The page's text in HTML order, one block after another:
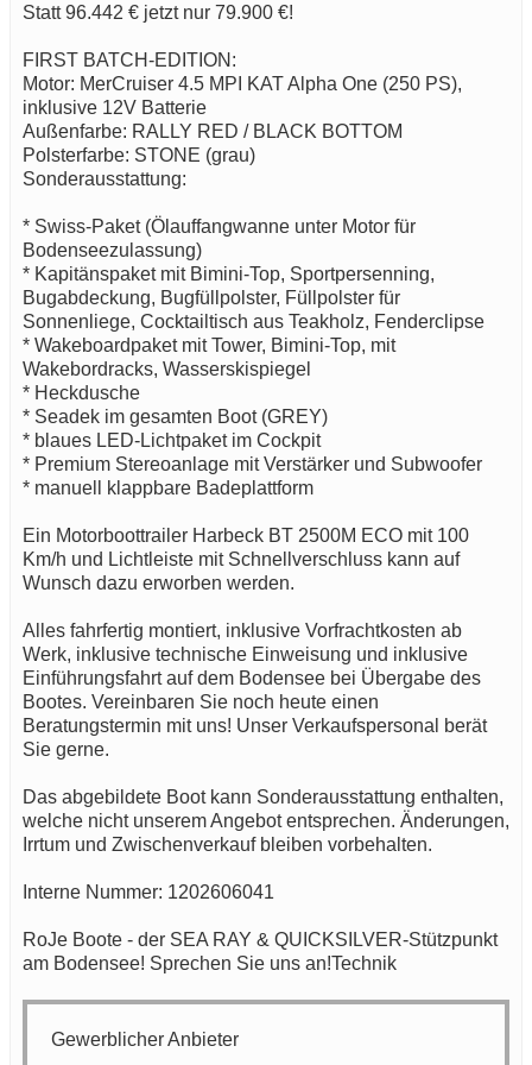
Statt 96.442 € jetzt nur 79.900 €!
FIRST BATCH-EDITION:
Motor: MerCruiser 4.5 MPI KAT Alpha One (250 PS),
inklusive 12V Batterie
Außenfarbe: RALLY RED / BLACK BOTTOM
Polsterfarbe: STONE (grau)
Sonderausstattung:
* Swiss-Paket (Ölauffangwanne unter Motor für
Bodenseezulassung)
* Kapitänspaket mit Bimini-Top, Sportpersenning,
Bugabdeckung, Bugfüllpolster, Füllpolster für
Sonnenliege, Cocktailtisch aus Teakholz, Fenderclipse
* Wakeboardpaket mit Tower, Bimini-Top, mit
Wakebordracks, Wasserskispiegel
* Heckdusche
* Seadek im gesamten Boot (GREY)
* blaues LED-Lichtpaket im Cockpit
* Premium Stereoanlage mit Verstärker und Subwoofer
* manuell klappbare Badeplattform
Ein Motorboottrailer Harbeck BT 2500M ECO mit 100
Km/h und Lichtleiste mit Schnellverschluss kann auf
Wunsch dazu erworben werden.
Alles fahrfertig montiert, inklusive Vorfrachtkosten ab
Werk, inklusive technische Einweisung und inklusive
Einführungsfahrt auf dem Bodensee bei Übergabe des
Bootes. Vereinbaren Sie noch heute einen
Beratungstermin mit uns! Unser Verkaufspersonal berät
Sie gerne.
Das abgebildete Boot kann Sonderausstattung enthalten,
welche nicht unserem Angebot entsprechen. Änderungen,
Irrtum und Zwischenverkauf bleiben vorbehalten.
Interne Nummer: 1202606041
RoJe Boote - der SEA RAY & QUICKSILVER-Stützpunkt
am Bodensee! Sprechen Sie uns an!Technik
Gewerblicher Anbieter